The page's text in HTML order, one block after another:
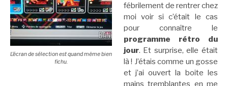
L’écran de sélection est quand même bien
fichu.
fébrilement de rentrer chez
moi voir si c’était le cas
pour connaître le
programme rétro du
jour. Et surprise, elle était
là ! J’étais comme un gosse
et j’ai ouvert la boite les